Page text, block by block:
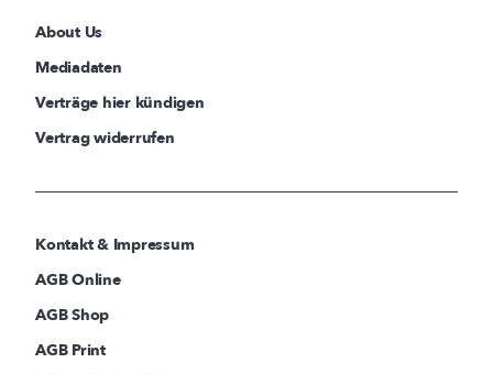
About Us
Mediadaten
Verträge hier kündigen
Vertrag widerrufen
Kontakt & Impressum
AGB Online
AGB Shop
AGB Print